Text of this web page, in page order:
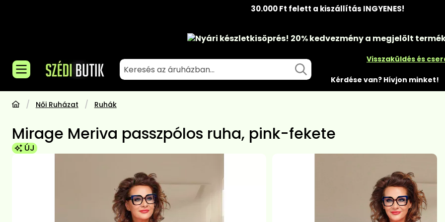
30.000 Ft felett a kiszállítás INGYENES!
Nyári készletkisöprés! 20% kedvezménya megjelölt
Visszaküldés és
Kérdése van? Hívjon minket!
Női Ruházat Ruhák
Mirage Meriva passzpólos ruha, pink-fekete
ÚJ